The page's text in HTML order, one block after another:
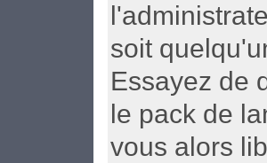
soit
Essayez de
le pack de
vous alors